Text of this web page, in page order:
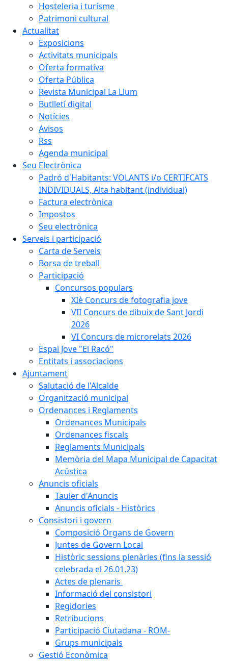
Hosteleria i turísme
Patrimoni cultural
Actualitat
Exposicions
Activitats municipals
Oferta formativa
Oferta Pública
Revista Municipal La Llum
Butlletí digital
Notícies
Avisos
Rss
Agenda municipal
Seu Electrònica
Padró d'Habitants: VOLANTS i/o CERTIFCATS
INDIVIDUALS, Alta habitant (individual)
Factura electrònica
Impostos
Seu electrònica
Serveis i participació
Carta de Serveis
Borsa de treball
Participació
Concursos populars
XIè Concurs de fotografia jove
VII Concurs de dibuix de Sant Jordi
2026
VI Concurs de microrelats 2026
Espai Jove "El Racó"
Entitats i associacions
Ajuntament
Salutació de l'Alcalde
Organització municipal
Ordenances i Reglaments
Ordenances Municipals
Ordenances fiscals
Reglaments Municipals
Memòria del Mapa Municipal de Capacitat
Acústica
Anuncis oficials
Tauler d'Anuncis
Anuncis oficials - Històrics
Consistori i govern
Composició Organs de Govern
Juntes de Govern Local
Històric sessions plenàries (fins la sessió
celebrada el 26.01.23)
Actes de plenaris
Informació del consistori
Regidories
Retribucions
Participació Ciutadana - ROM-
Grups municipals
Gestió Econòmica